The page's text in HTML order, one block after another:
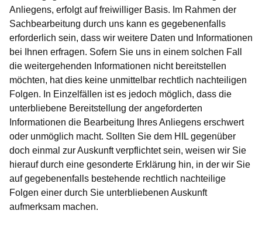
Anliegens, erfolgt auf freiwilliger Basis. Im Rahmen der
Sachbearbeitung durch uns kann es gegebenenfalls
erforderlich sein, dass wir weitere Daten und Informationen
bei Ihnen erfragen. Sofern Sie uns in einem solchen Fall
die weitergehenden Informationen nicht bereitstellen
möchten, hat dies keine unmittelbar rechtlich nachteiligen
Folgen. In Einzelfällen ist es jedoch möglich, dass die
unterbliebene Bereitstellung der angeforderten
Informationen die Bearbeitung Ihres Anliegens erschwert
oder unmöglich macht. Sollten Sie dem HIL gegenüber
doch einmal zur Auskunft verpflichtet sein, weisen wir Sie
hierauf durch eine gesonderte Erklärung hin, in der wir Sie
auf gegebenenfalls bestehende rechtlich nachteilige
Folgen einer durch Sie unterbliebenen Auskunft
aufmerksam machen.